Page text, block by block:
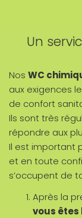
Un
Nos WC
aux exigences
de confort
Ils sont très
répondre aux
Il est important
et en toute
s’occupent de
Après la
vous êtes